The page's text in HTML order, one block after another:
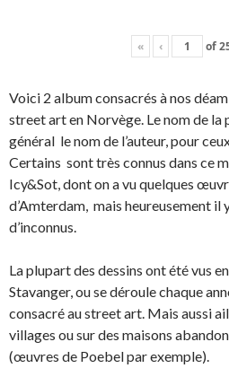
« ‹ of
Voici 2 album consacrés à nos
street art en Norvège. Le nom de la
général le nom de l’auteur, pour
Certains sont très connus dans ce
Icy&Sot, dont on a vu quelques
d’Amterdam, mais heureusement il
d’inconnus.
La plupart des dessins ont été vus
Stavanger, ou se déroule chaque
consacré au street art. Mais aussi
villages ou sur des maisons
(œuvres de Poebel par exemple).